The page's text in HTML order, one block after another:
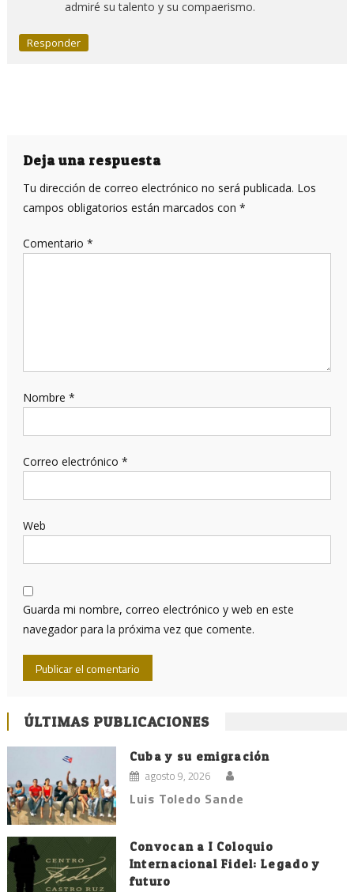
admiré su talento y su compaerismo.
Responder
Deja una respuesta
Tu dirección de correo electrónico no será publicada. Los
campos obligatorios están marcados con *
Comentario *
Nombre *
Correo electrónico *
Web
Guarda mi nombre, correo electrónico y web en este
navegador para la próxima vez que comente.
ÚLTIMAS PUBLICACIONES
Cuba y su emigración
agosto 9, 2026
Luis Toledo Sande
Convocan a I Coloquio
Internacional Fidel: Legado y
futuro